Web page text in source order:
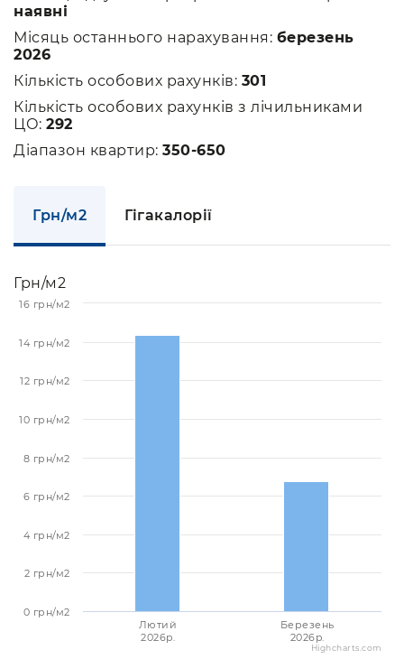
наявні
Місяць останнього нарахування: березень
2026
Кількість особових рахунків: 301
Кількість особових рахунків з лічильниками
ЦО: 292
Діапазон квартир: 350-650
Грн/м2 Гігакалорії
Грн/м2
Лютий
2026p.
Березень
2026p.
0 грн/м2
2 грн/м2
4 грн/м2
6 грн/м2
8 грн/м2
10 грн/м2
12 грн/м2
14 грн/м2
16 грн/м2
Highcharts.com